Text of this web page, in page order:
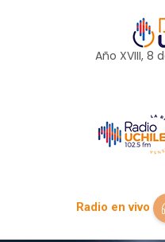
Año XVIII, 8
Radio en vivo